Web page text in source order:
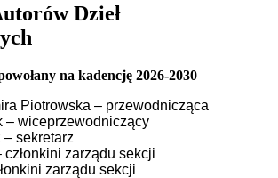
Dzieł
na kadencję 2026-2030
Piotrowska – przewodnicząca
– wiceprzewodniczący
– sekretarz
członkini zarządu sekcji
zarządu sekcji